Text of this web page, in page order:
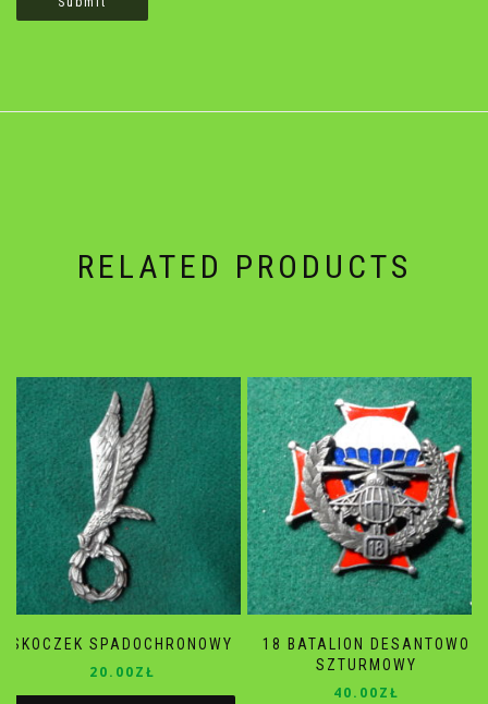
RELATED PRODUCTS
SKOCZEK SPADOCHRONOWY
20.00ZŁ
18 BATALION DESANTOWO
SZTURMOWY
40.00ZŁ